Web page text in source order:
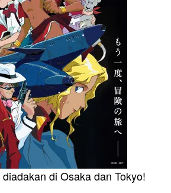
di Osaka dan Tokyo!